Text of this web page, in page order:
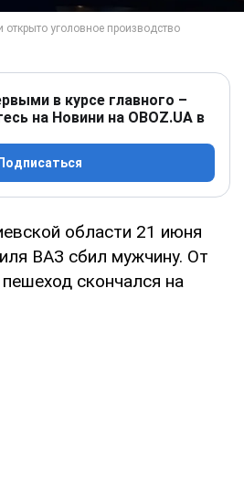
в курсе главного –
на Новини на OBOZ.UA в
Подписаться
области 21 июня
ВАЗ сбил мужчину. От
скончался на